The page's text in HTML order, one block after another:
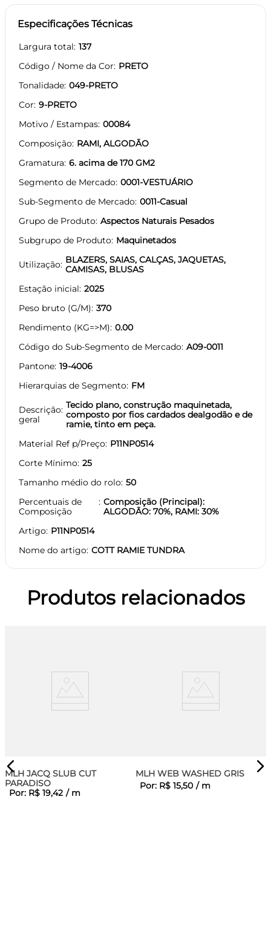
Especificações Técnicas
Largura total 137
Código / Nome da Cor PRETO
Tonalidade 049-PRETO
Cor 9-PRETO
Motivo / Estampas 00084
Composição RAMI, ALGODÃO
Gramatura 6. acima de 170 GM2
Segmento de Mercado 0001-VESTUÁRIO
Sub-Segmento de Mercado 0011-Casual
Grupo de Produto Aspectos Naturais Pesados
Subgrupo de Produto Maquinetados
Utilização BLAZERS, SAIAS, CALÇAS, JAQUETAS,
CAMISAS, BLUSAS
Estação inicial 2025
Peso bruto (G/M) 370
Rendimento (KG=>M) 0.00
Código do Sub-Segmento de Mercado A09-0011
Pantone 19-4006
Hierarquias de Segmento FM
Descrição
geral
Tecido plano, construção maquinetada,
composto por fios cardados dealgodão e de
ramie, tinto em peça.
Material Ref p/Preço P11NP0514
Corte Mínimo 25
Tamanho médio do rolo 50
Percentuais de
Composição
Composição (Principal):
ALGODÃO: 70%, RAMI: 30%
Artigo P11NP0514
Nome do artigo COTT RAMIE TUNDRA
Produtos relacionados
MLH JACQ SLUB CUT
PARADISO
Por: R$ 19,42 / m
MLH WEB WASHED GRIS
Por: R$ 15,50 / m